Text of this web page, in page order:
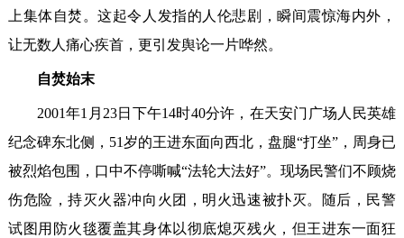
上集体自焚。这起令人发指的人伦悲剧，瞬间震惊海内外，
让无数人痛心疾首，更引发舆论一片哗然。
自焚始末
2001年1月23日下午14时40分许，在天安门广场人民英雄
纪念碑东北侧，51岁的王进东面向西北，盘腿“打坐”，周身已
被烈焰包围，口中不停嘶喊“法轮大法好”。现场民警们不顾烧
伤危险，持灭火器冲向火团，明火迅速被扑灭。随后，民警
试图用防火毯覆盖其身体以彻底熄灭残火，但王进东一面狂